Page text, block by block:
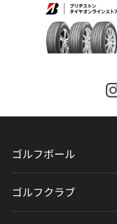
ゴルフボール
ゴルフクラブ